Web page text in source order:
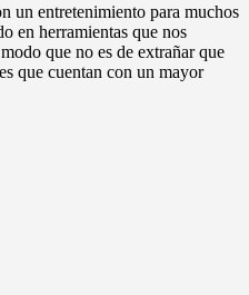
un entretenimiento para muchos
en herramientas que nos
que no es de extrañar que
que cuentan con un mayor